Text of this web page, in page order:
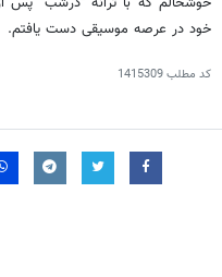
خود در عرصه موسیقی دست یافتم.
کد مطلب1415309